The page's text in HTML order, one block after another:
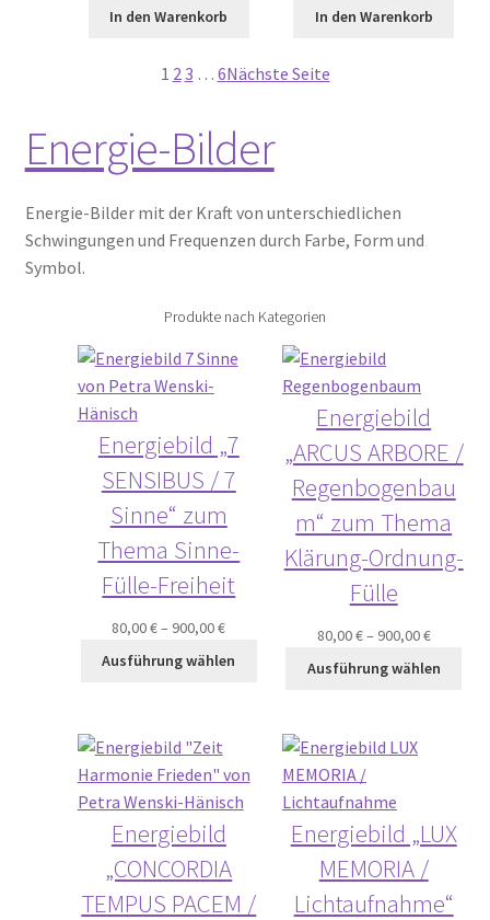
In den Warenkorb
In den Warenkorb
1 2 3 … 6Nächste Seite
Energie-Bilder
Energie-Bilder mit der Kraft von unterschiedlichen
Schwingungen und Frequenzen durch Farbe, Form und
Symbol.
Produkte nach Kategorien
Energiebild „7
SENSIBUS / 7
Sinne“ zum
Thema Sinne-
Fülle-Freiheit
80,00€– 900,00€
Ausführung wählen
Energiebild
„ARCUS ARBORE /
Regenbogenbau
m“ zum Thema
Klärung-Ordnung-
Fülle
80,00€– 900,00€
Ausführung wählen
Energiebild
„CONCORDIA
TEMPUS PACEM /
Energiebild „LUX
MEMORIA /
Lichtaufnahme“